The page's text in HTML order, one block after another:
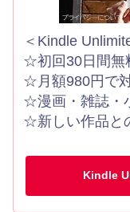
＜Kindle
☆初回30日間無
☆月額980円で
☆漫画・雑誌・
☆新しい作品と
Kindle